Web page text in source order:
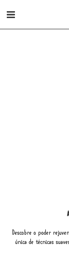
Descobre o poder
única de técnicas